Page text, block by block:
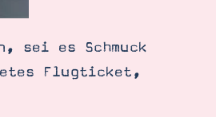
sei es Schmuck
Flugticket,